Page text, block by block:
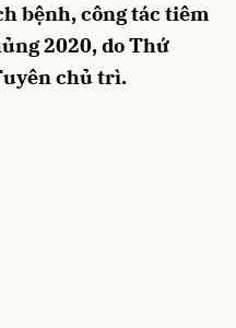
bệnh, công tác tiêm
2020, do Thứ
chủ trì.